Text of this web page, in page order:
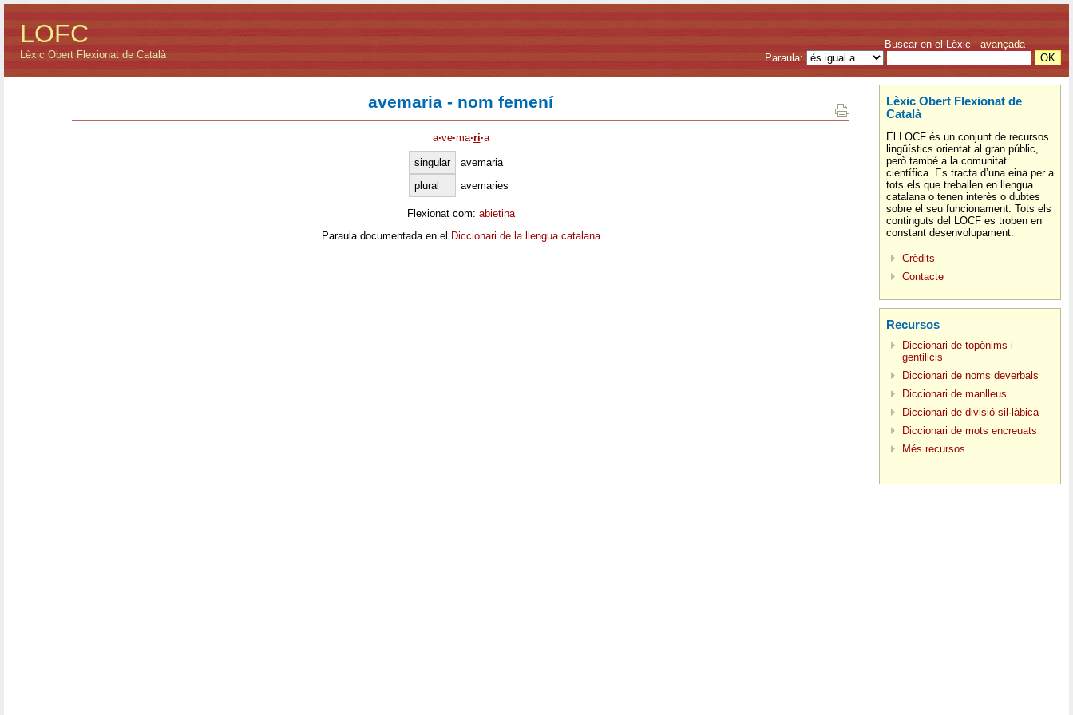
LOFC
Lèxic Obert Flexionat de Català
Buscar en el Lèxic avançada
Paraula:
avemaria - nom femení
a·ve·ma·ri·a
singular
avemaria
plural
avemaries
Flexionat com: abietina
Paraula documentada en el Diccionari de la llengua catalana
Lèxic Obert Flexionat de
Català
El LOCF és un conjunt de recursos
lingüístics orientat al gran públic,
però també a la comunitat
científica. Es tracta d’una eina per a
tots els que treballen en llengua
catalana o tenen interès o dubtes
sobre el seu funcionament. Tots els
continguts del LOCF es troben en
constant desenvolupament.
Crèdits
Contacte
Recursos
Diccionari de topònims i
gentilicis
Diccionari de noms deverbals
Diccionari de manlleus
Diccionari de divisió sil·làbica
Diccionari de mots encreuats
Més recursos